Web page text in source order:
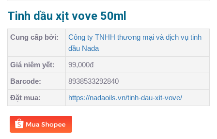
Tinh dầu xịt vove 50ml
Cung cấp bởi:
Công ty TNHH thương mại và dịch vụ tinh
dầu Nada
Giá niêm yết:
99,000đ
Barcode:
8938533292840
Đặt mua:
https://nadaoils.vn/tinh-dau-xit-vove/